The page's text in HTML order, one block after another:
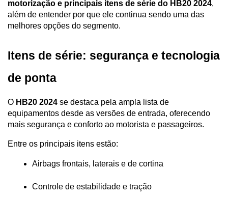
motorização e principais itens de série do HB20 2024,
além de entender por que ele continua sendo uma das
melhores opções do segmento.
Itens de série: segurança e tecnologia
de ponta
O HB20 2024 se destaca pela ampla lista de
equipamentos desde as versões de entrada, oferecendo
mais segurança e conforto ao motorista e passageiros.
Entre os principais itens estão:
Airbags frontais, laterais e de cortina
Controle de estabilidade e tração